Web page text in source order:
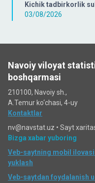
Kichik tadbirkorlik
03/08/2026
Navoiy viloyat
boshqarmasi
210100, Navoiy sh.,
A.Temur ko‘chаsi, 4-uy
Kontaktlar
nv@navstat.uz • Sayt
Bizga xabar yuboring
Veb-saytning mobil
yuklash
Veb-saytdan foydalanish